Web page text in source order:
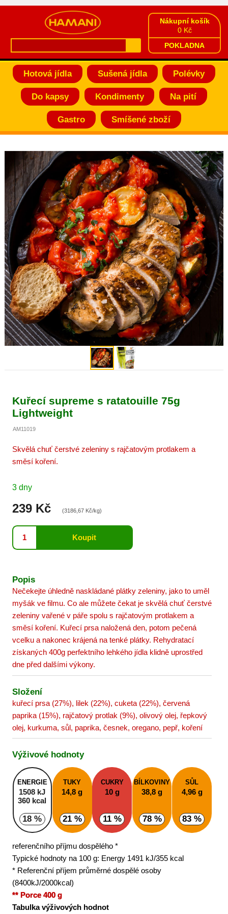
Nákupní košík
0 Kč
POKLADNA
Hotová jídla Sušená jídla Polévky
Do kapsy Kondimenty Na pití
Gastro Smíšené zboží
Kuřecí supreme s ratatouille 75g
Lightweight
AM11019
Skvělá chuť čerstvé zeleniny s rajčatovým protlakem a
směsí koření.
3 dny
239 Kč (3186,67 Kč/kg)
Popis
Nečekejte úhledně naskládané plátky zeleniny, jako to uměl
myšák ve filmu. Co ale můžete čekat je skvělá chuť čerstvé
zeleniny vařené v páře spolu s rajčatovým protlakem a
směsí koření. Kuřecí prsa naložená den, potom pečená
vcelku a nakonec krájená na tenké plátky. Rehydratací
získaných 400g perfektního lehkého jídla klidně uprostřed
dne před dalšími výkony.
Složení
kuřecí prsa (27%), lilek (22%), cuketa (22%), červená
paprika (15%), rajčatový protlak (9%), olivový olej, řepkový
olej, kurkuma, sůl, paprika, česnek, oregano, pepř, koření
Výživové hodnoty
ENERGIE
1508 kJ
360 kcal
18 %
TUKY
14,8 g
21 %
CUKRY
10 g
11 %
BÍLKOVINY
38,8 g
78 %
SŮL
4,96 g
83 %
referenčního příjmu dospělého *
Typické hodnoty na 100 g: Energy 1491 kJ/355 kcal
* Referenční příjem průměrné dospělé osoby
(8400kJ/2000kcal)
** Porce 400 g
Tabulka výživových hodnot